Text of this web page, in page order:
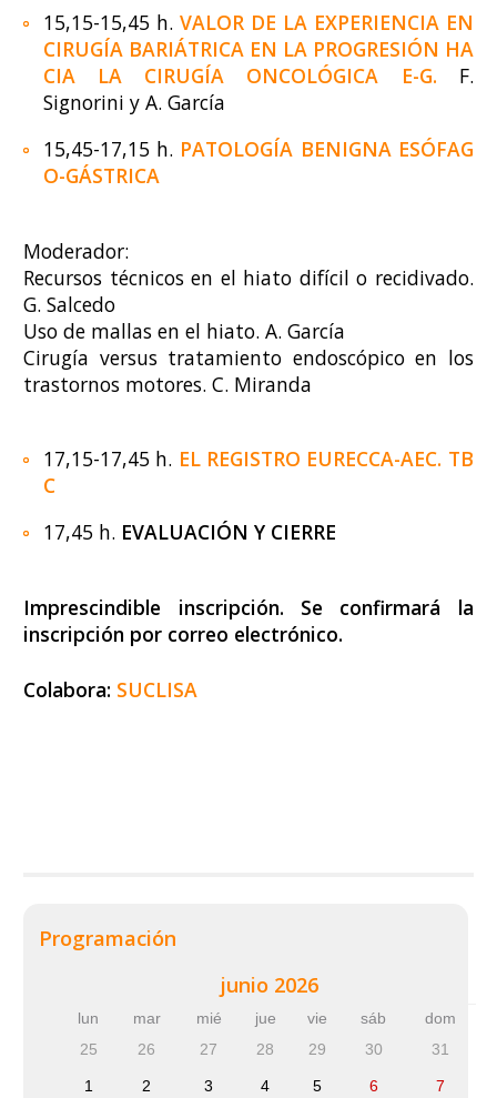
15,15-15,45 h. VALOR DE LA EXPERIENCIA EN
CIRUGÍA BARIÁTRICA EN LA PROGRESIÓN HA
CIA LA CIRUGÍA ONCOLÓGICA E-G. F.
Signorini y A. García
15,45-17,15 h. PATOLOGÍA BENIGNA ESÓFAG
O-GÁSTRICA
Moderador:
Recursos técnicos en el hiato difícil o recidivado.
G. Salcedo
Uso de mallas en el hiato. A. García
Cirugía versus tratamiento endoscópico en los
trastornos motores. C. Miranda
17,15-17,45 h. EL REGISTRO EURECCA-AEC. TB
C
17,45 h. EVALUACIÓN Y CIERRE
Imprescindible inscripción. Se confirmará la
inscripción por correo electrónico.
Colabora: SUCLISA
Programación
junio 2026
lun mar mié jue vie sáb
dom
25
26 27 28 29 30 31
1 2 3 4 5 6 7